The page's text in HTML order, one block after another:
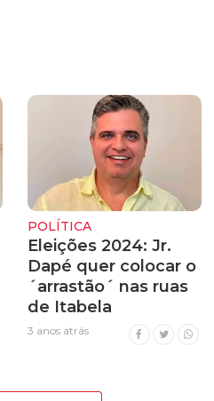
POLÍTICA
Eleições 2024: Jr.
Dapé quer colocar o
´arrastão´ nas ruas
de Itabela
3 anos atrás